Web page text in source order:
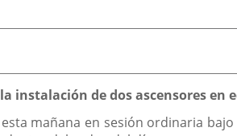
instalación de dos ascensores en
mañana en sesión ordinaria